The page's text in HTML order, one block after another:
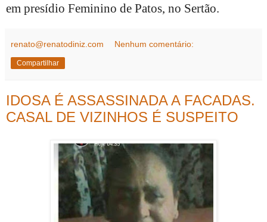
em presídio Feminino de Patos, no Sertão.
renato@renatodiniz.com Nenhum comentário:
Compartilhar
IDOSA É ASSASSINADA A FACADAS.
CASAL DE VIZINHOS É SUSPEITO